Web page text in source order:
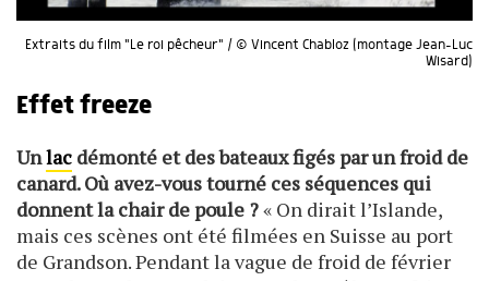
Extraits du film "Le roi pêcheur" / © Vincent Chabloz (montage Jean-Luc
Wisard)
Effet freeze
Unlac démonté et des bateaux figés par un froid de
canard. Où avez-vous tourné ces séquences qui
donnent la chair de poule ?« On dirait l’Islande,
mais ces scènes ont été filmées en Suisse au port
de Grandson. Pendant la vague de froid de février